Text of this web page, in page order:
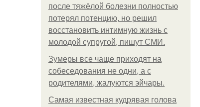
после тяжёлой болезни полностью
потерял потенцию, но решил
восстановить интимную жизнь с
молодой супругой, пишут СМИ.
Зумеры все чаще приходят на
собеседования не одни, а с
родителями, жалуются эйчары.
Самая известная кудрявая голова